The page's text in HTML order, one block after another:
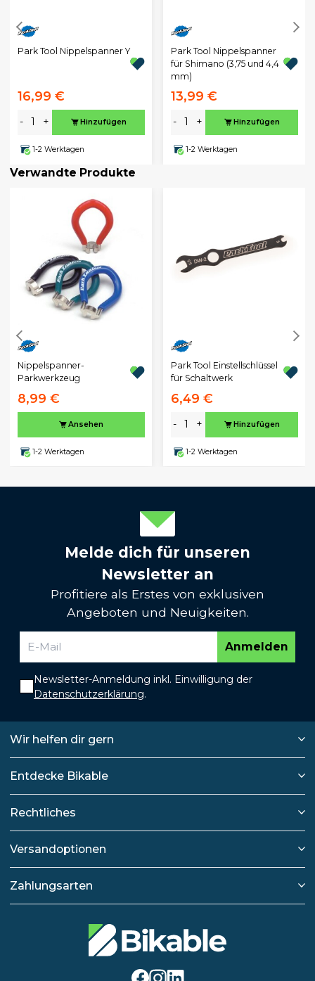
Park Tool Nippelspanner Y
16,99 €
- + Hinzufügen
1-2 Werktagen
Park Tool Nippelspanner
für Shimano (3,75 und 4,4
mm)
13,99 €
- + Hinzufügen
1-2 Werktagen
Verwandte Produkte
Nippelspanner-
Parkwerkzeug
8,99 €
Ansehen
1-2 Werktagen
Park Tool Einstellschlüssel
für Schaltwerk
6,49 €
- + Hinzufügen
1-2 Werktagen
Melde dich für unseren
Newsletter an
Profitiere als Erstes von exklusiven
Angeboten und Neuigkeiten.
Anmelden
Newsletter-Anmeldung inkl. Einwilligung der
Datenschutzerklärung.
Wir helfen dir gern
Entdecke Bikable
Rechtliches
Versandoptionen
Zahlungsarten